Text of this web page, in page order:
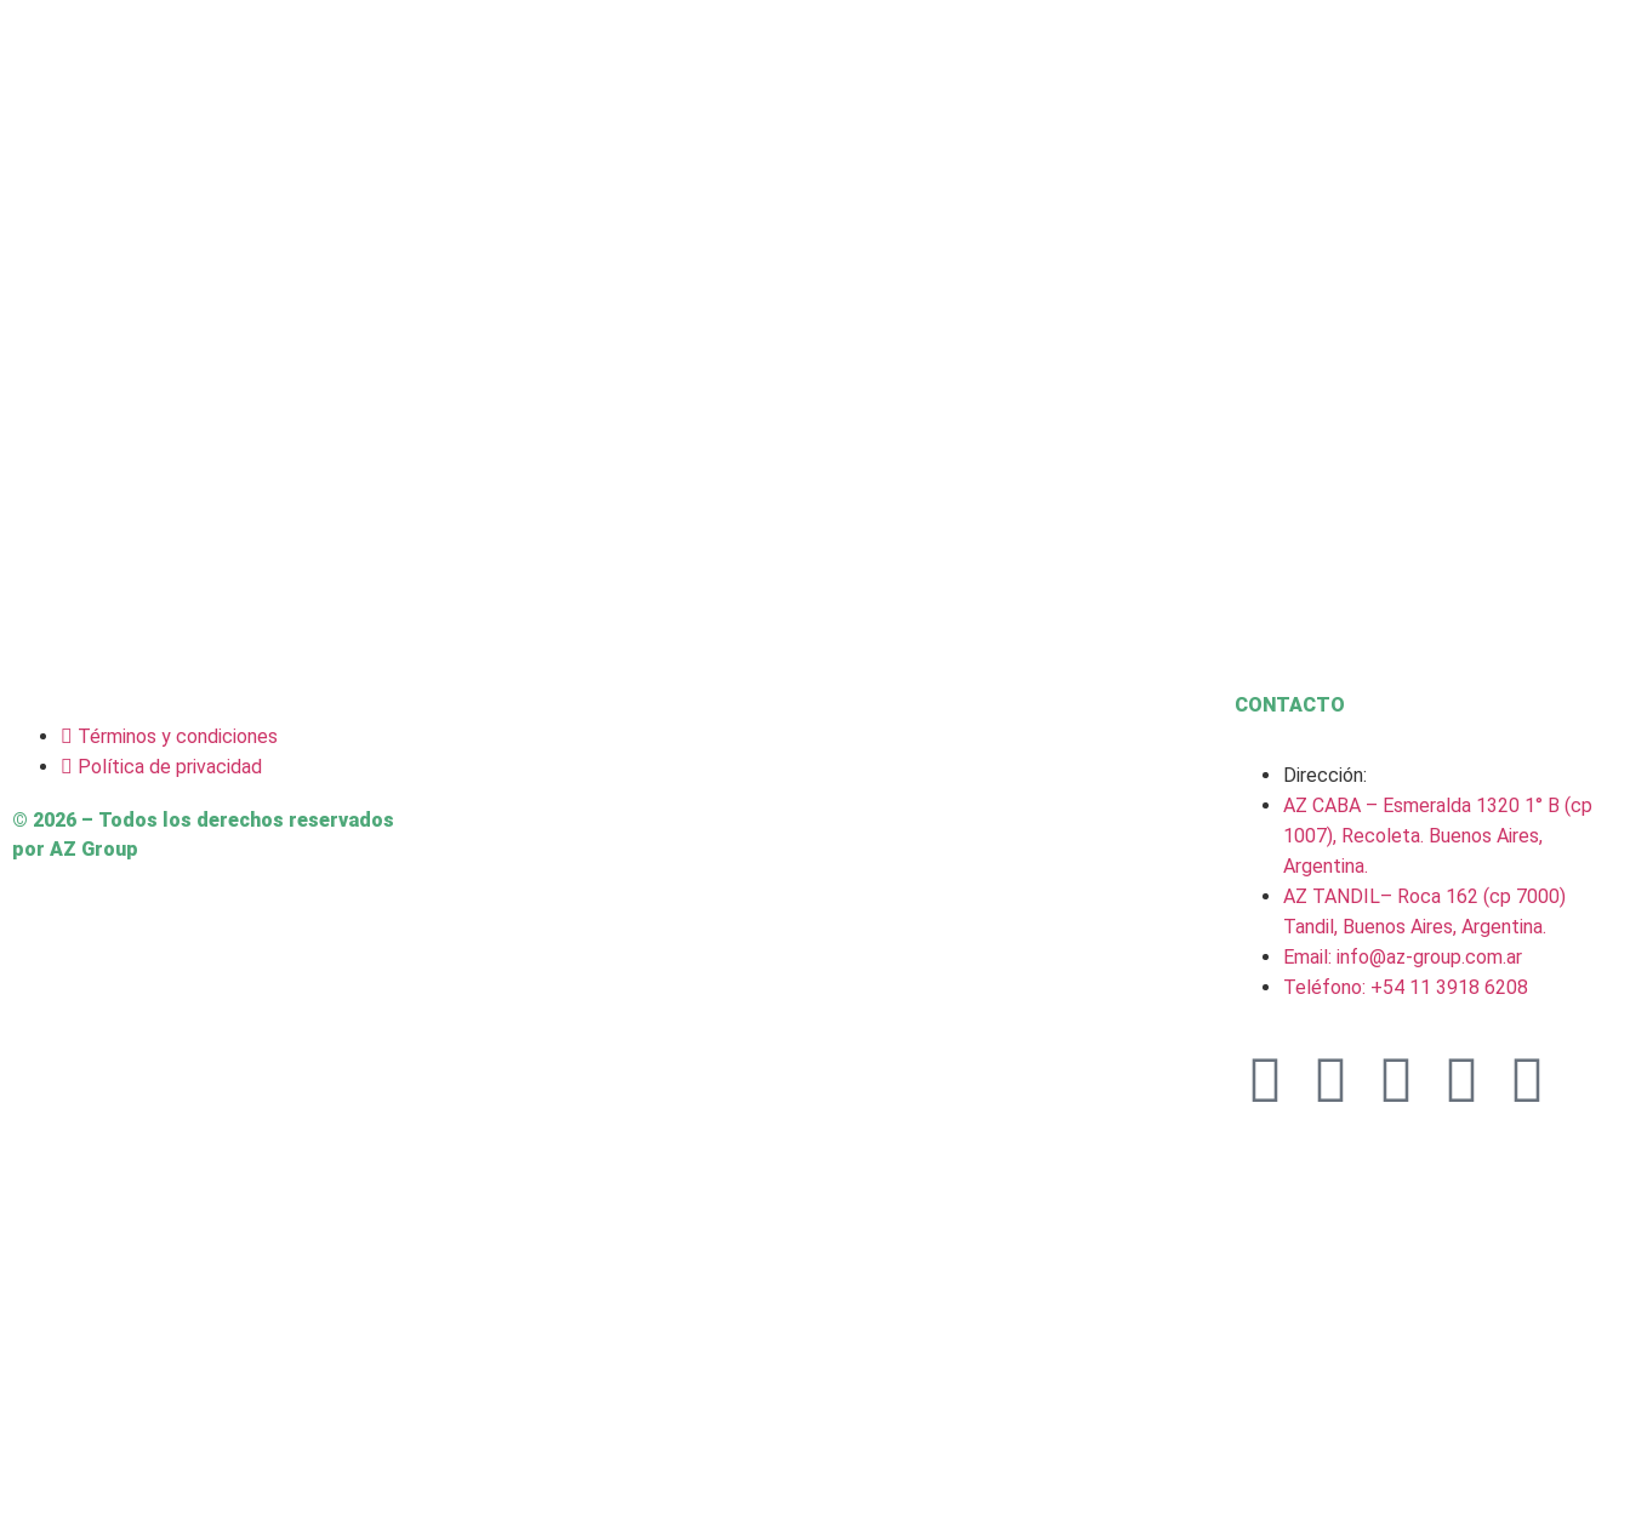
Términos y condiciones
Política de privacidad
© 2026 – Todos los derechos reservados
por AZ Group
CONTACTO
Dirección:
AZ CABA – Esmeralda 1320 1° B (cp
1007), Recoleta. Buenos Aires,
Argentina.
AZ TANDIL– Roca 162 (cp 7000)
Tandil, Buenos Aires, Argentina.
Email: info@az-group.com.ar
Teléfono: +54 11 3918 6208